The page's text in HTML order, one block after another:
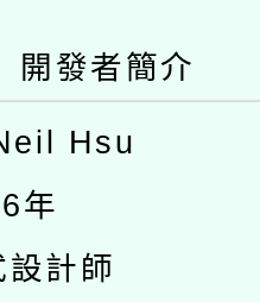
位及節水達
」
年度第2次
公告(無人
學行動站研
年度閱讀
專業研習
人工智慧
開發者簡介
Hsu
年
計師